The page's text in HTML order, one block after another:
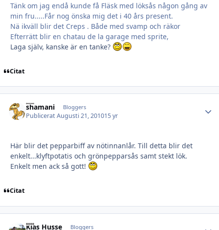
Tänk om jag endå kunde få Fläsk med löksås någon gång av
min fru.....Får nog önska mig det i 40 års present.
Nä ikväll blir det Creps . Både med svamp och räkor
Efterrätt blir en chatau de la garage med sprite,
Laga själv, kanske är en tanke?
Citat
shamani Bloggers
PubliceratAugusti 21, 201015 yr
Här blir det pepparbiff av nötinnanlår. Till detta blir det
enkelt...klyftpotatis och grönpepparsås samt stekt lök.
Enkelt men ack så gott!
Citat
Kias Husse Bloggers